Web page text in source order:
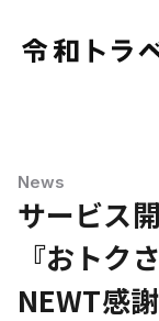
News
サービス
『おトク
NEWT感